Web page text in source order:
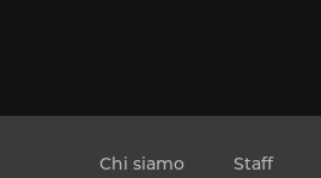
Chi siamo Staff